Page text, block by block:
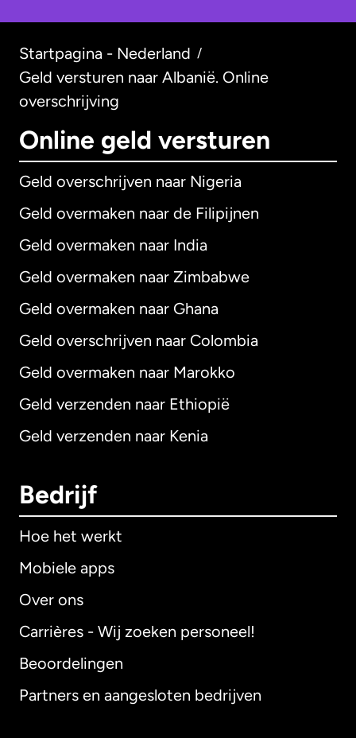
Startpagina - Nederland /
Geld versturen naar Albanië. Online
overschrijving
Online geld versturen
Geld overschrijven naar Nigeria
Geld overmaken naar de Filipijnen
Geld overmaken naar India
Geld overmaken naar Zimbabwe
Geld overmaken naar Ghana
Geld overschrijven naar Colombia
Geld overmaken naar Marokko
Geld verzenden naar Ethiopië
Geld verzenden naar Kenia
Bedrijf
Hoe het werkt
Mobiele apps
Over ons
Carrières - Wij zoeken personeel!
Beoordelingen
Partners en aangesloten bedrijven